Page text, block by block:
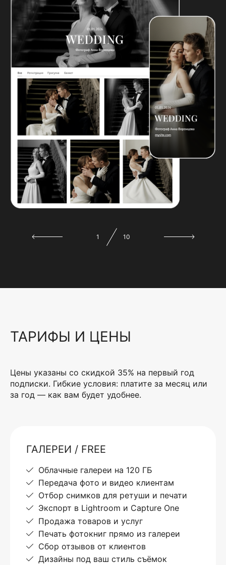
1 10
ТАРИФЫ И ЦЕНЫ
Цены указаны со скидкой 35% на первый год
подписки. Гибкие условия: платите за месяц или
за год — как вам будет удобнее.
ГАЛЕРЕИ / FREE
Облачные галереи на 120 ГБ
Передача фото и видео клиентам
Отбор снимков для ретуши и печати
Экспорт в Lightroom и Capture One
Продажа товаров и услуг
Печать фотокниг прямо из галереи
Сбор отзывов от клиентов
Дизайны под ваш стиль съёмок